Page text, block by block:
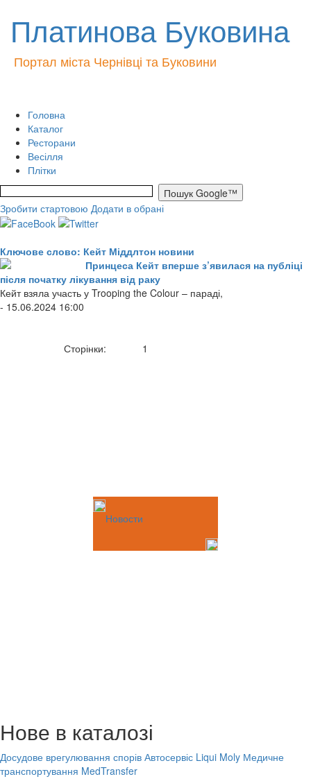
Платинова Буковина
Портал міста Чернівці та Буковини
Головна
Каталог
Ресторани
Весілля
Плітки
Зробити стартовою Додати в обрані
Ключове слово: Кейт Міддлтон новини
Принцеса Кейт вперше з’явилася на публіці
після початку лікування від раку
Кейт взяла участь у Trooping the Colour – параді,
- 15.06.2024 16:00
Сторінки: 1
Новости
Нове в каталозі
Досудове врегулювання спорів Автосервіс Liqui Moly Медичне
транспортування MedTransfer